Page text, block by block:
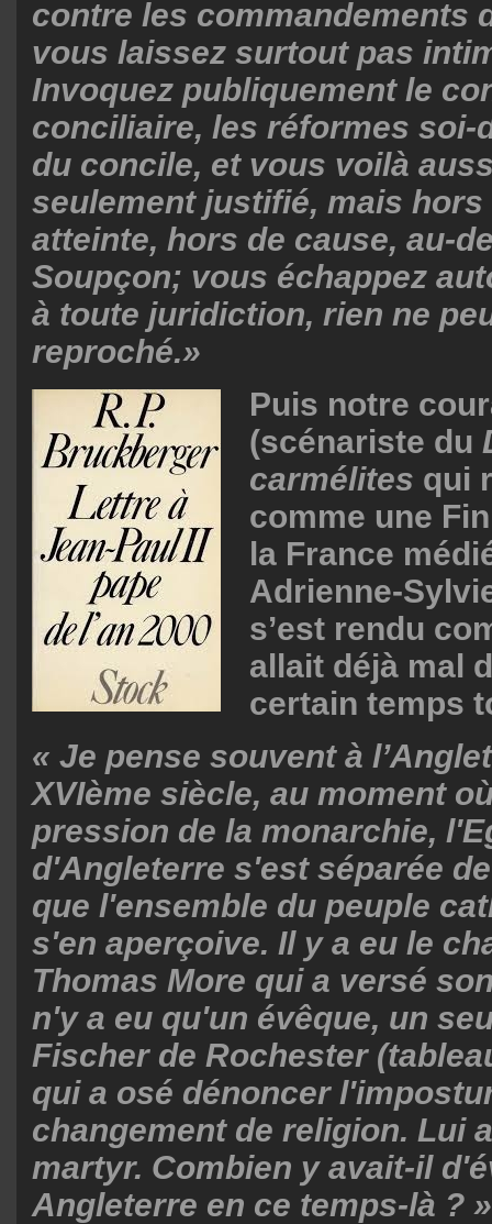
contre les commandements
vous laissez surtout pas
Invoquez publiquement le
conciliaire, les réformes soi-
du concile, et vous voilà
seulement justifié, mais hors
atteinte, hors de cause, au-
Soupçon; vous échappez
à toute juridiction, rien ne
reproché.»
Puis notre
(scénariste du
carmélites qui
comme une
la France
Adrienne-
s’est rendu
allait déjà mal
certain temps
« Je pense souvent à
XVIème siècle, au moment
pression de la monarchie,
d'Angleterre s'est séparée
que l'ensemble du peuple
s'en aperçoive. Il y a eu le
Thomas More qui a versé
n'y a eu qu'un évêque, un
Fischer de Rochester
qui a osé dénoncer
changement de religion. Lui
martyr. Combien y avait-il
Angleterre en ce temps-là ? »